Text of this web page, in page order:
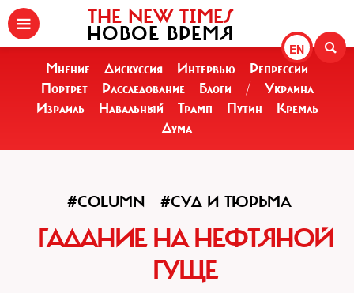
EN
THE NEW TIMES
НОВОЕ ВРЕМЯ
Мнение Дискуссия Интервью
Репрессии
Портрет
Расследование Блоги /
Украина
Израиль
Навальный Трамп Путин
Кремль
Дума
#COLUMN #СУД И ТЮРЬМА
ГАДАНИЕ НА НЕФТЯНОЙ
ГУЩЕ